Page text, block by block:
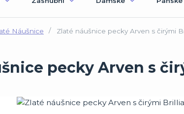
Náušnice Zlaté náušnice pecky Arven s čirými
pecky Arven s